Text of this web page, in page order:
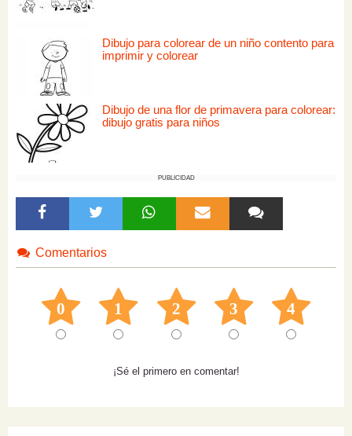
Dibujo para colorear de un niño contento para
imprimir y colorear
Dibujo de una flor de primavera para colorear:
dibujo gratis para niños
PUBLICIDAD
Comentarios
0 1 2 3 4
¡Sé el primero en comentar!